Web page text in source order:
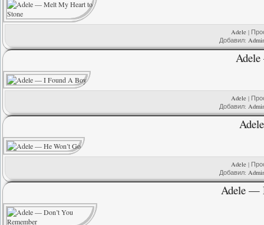
Adele|
Добавил:
Adele|
Добавил:
Adele|
Добавил:
Adele —